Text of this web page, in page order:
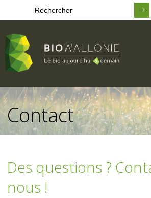
Passer
au
contenu
principal
Contact
Des questions ?
nous !